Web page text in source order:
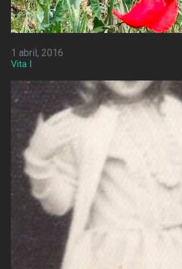
1 abril, 2016
Vita I